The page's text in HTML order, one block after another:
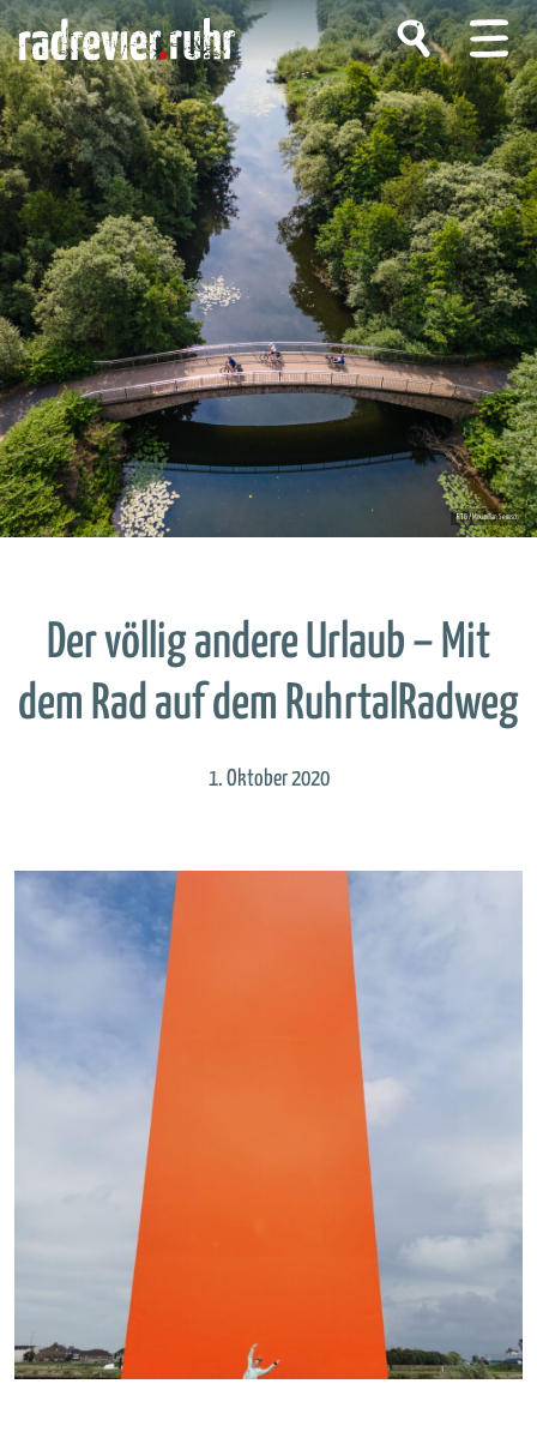
Der völlig andere Urlaub – Mit
dem Rad auf dem RuhrtalRadweg
1. Oktober 2020